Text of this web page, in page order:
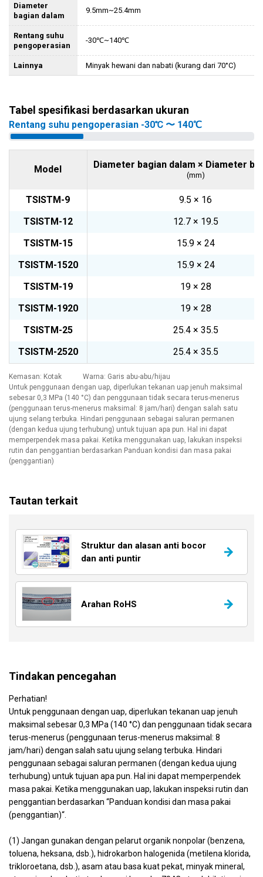
Diameter
bagian dalam
9.5mm~25.4mm
Rentang suhu
pengoperasian
-30℃~140℃
Lainnya Minyak hewani dan nabati (kurang dari 70°C)
Tabel spesifikasi berdasarkan ukuran
Rentang suhu pengoperasian -30℃ 〜 140℃
Model Diameter bagian dalam × Diameter
(mm)
TSISTM-9
9.5 × 16
TSISTM-12
12.7 × 19.5
TSISTM-15
15.9 × 24
TSISTM-1520
15.9 × 24
TSISTM-19
19 × 28
TSISTM-1920
19 × 28
TSISTM-25
25.4 × 35.5
TSISTM-2520
25.4 × 35.5
Kemasan: Kotak Warna: Garis abu-abu/hijau
Untuk penggunaan dengan uap, diperlukan tekanan uap jenuh maksimal
sebesar 0,3 MPa (140 °C) dan penggunaan tidak secara terus-menerus
(penggunaan terus-menerus maksimal: 8 jam/hari) dengan salah satu
ujung selang terbuka. Hindari penggunaan sebagai saluran permanen
(dengan kedua ujung terhubung) untuk tujuan apa pun. Hal ini dapat
memperpendek masa pakai. Ketika menggunakan uap, lakukan inspeksi
rutin dan penggantian berdasarkan Panduan kondisi dan masa pakai
(penggantian)
Tautan terkait
Struktur dan alasan anti bocor
dan anti puntir
Arahan RoHS
Tindakan pencegahan
Perhatian!
Untuk penggunaan dengan uap, diperlukan tekanan uap jenuh
maksimal sebesar 0,3 MPa (140 °C) dan penggunaan tidak secara
terus-menerus (penggunaan terus-menerus maksimal: 8
jam/hari) dengan salah satu ujung selang terbuka. Hindari
penggunaan sebagai saluran permanen (dengan kedua ujung
terhubung) untuk tujuan apa pun. Hal ini dapat memperpendek
masa pakai. Ketika menggunakan uap, lakukan inspeksi rutin dan
penggantian berdasarkan “Panduan kondisi dan masa pakai
(penggantian)“.
(1) Jangan gunakan dengan pelarut organik nonpolar (benzena,
toluena, heksana, dsb.), hidrokarbon halogenida (metilena klorida,
trikloroetana, dsb.), asam atau basa kuat pekat, minyak mineral,